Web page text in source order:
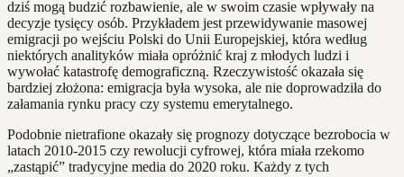
dziś mogą budzić rozbawienie, ale w swoim czasie wpływały na
decyzje tysięcy osób. Przykładem jest przewidywanie masowej
emigracji po wejściu Polski do Unii Europejskiej, która według
niektórych analityków miała opróżnić kraj z młodych ludzi i
wywołać katastrofę demograficzną. Rzeczywistość okazała się
bardziej złożona: emigracja była wysoka, ale nie doprowadziła do
załamania rynku pracy czy systemu emerytalnego.
Podobnie nietrafione okazały się prognozy dotyczące bezrobocia w
latach 2010-2015 czy rewolucji cyfrowej, która miała rzekomo
„zastąpić” tradycyjne media do 2020 roku. Każdy z tych